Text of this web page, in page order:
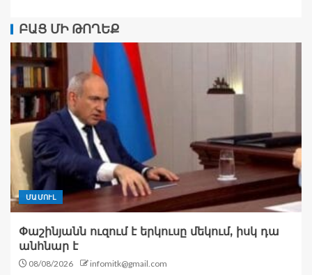
ԲԱՑ ՄԻ ԹՈՂԵՔ
ՄԱՄՈՒԼ
Փաշինյանն ուզում է երկուսը մեկում, իսկ դա
անհնար է
08/08/2026 infomitk@gmail.com